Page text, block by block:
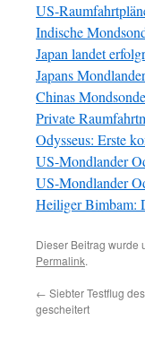
US-
Indische
Japan landet
Japans
Chinas
Private
Odysseus: Erste
US-Mondlander
US-Mondlander
Heiliger Bimbam:
Dieser Beitrag wurde
Permalink.
← Siebter Testflug
gescheitert